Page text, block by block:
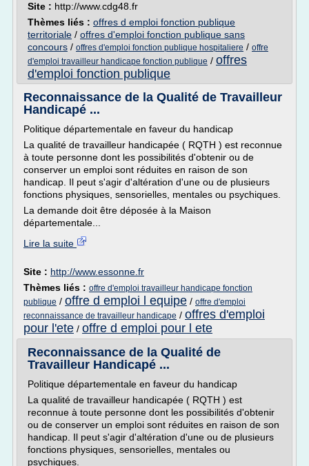
Site : http://www.cdg48.fr
Thèmes liés : offres d emploi fonction publique
territoriale / offres d'emploi fonction publique sans
concours / offres d'emploi fonction publique hospitaliere / offre
d'emploi travailleur handicape fonction publique / offres
d'emploi fonction publique
Reconnaissance de la Qualité de Travailleur
Handicapé ...
Politique départementale en faveur du handicap
La qualité de travailleur handicapée ( RQTH ) est reconnue
à toute personne dont les possibilités d'obtenir ou de
conserver un emploi sont réduites en raison de son
handicap. Il peut s'agir d'altération d'une ou de plusieurs
fonctions physiques, sensorielles, mentales ou psychiques.
La demande doit être déposée à la Maison
départementale...
Lire la suite
Site : http://www.essonne.fr
Thèmes liés : offre d'emploi travailleur handicape fonction
publique / offre d emploi l equipe / offre d'emploi
reconnaissance de travailleur handicape / offres d'emploi
pour l'ete / offre d emploi pour l ete
Reconnaissance de la Qualité de
Travailleur Handicapé ...
Politique départementale en faveur du handicap
La qualité de travailleur handicapée ( RQTH ) est
reconnue à toute personne dont les possibilités d'obtenir
ou de conserver un emploi sont réduites en raison de son
handicap. Il peut s'agir d'altération d'une ou de plusieurs
fonctions physiques, sensorielles, mentales ou
psychiques.